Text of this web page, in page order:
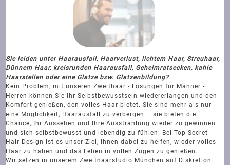
Sie leiden unter Haarausfall, Haarverlust, lichtem Haar, Streuhaar,
Dünnem Haar, kreisrunden Haarausfall, Geheimratsecken, kahle
Haarstellen oder eine Glatze bzw. Glatzenbildung?
Kein Problem, mit unseren Zweithaar - Lösungen für Männer -
Herren können Sie Ihr Selbstbewusstsein wiedererlangen und den
Komfort genießen, den volles Haar bietet. Sie sind mehr als nur
eine Möglichkeit, Haarausfall zu verbergen – sie bieten die
Chance, Ihr Aussehen und Ihre Ausstrahlung wieder zu gewinnen
und sich selbstbewusst und lebendig zu fühlen. Bei Top Secret
Hair Design ist es unser Ziel, Ihnen dabei zu helfen, wieder volles
Haar zu haben und das Leben in vollen Zügen zu genießen.
Wir setzen in unserem Zweithaarstudio München auf Diskretion